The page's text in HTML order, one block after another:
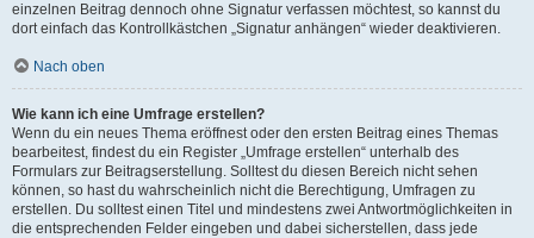
einzelnen Beitrag dennoch ohne Signatur verfassen möchtest, so kannst du
dort einfach das Kontrollkästchen „Signatur anhängen“ wieder deaktivieren.
Nach oben
Wie kann ich eine Umfrage erstellen?
Wenn du ein neues Thema eröffnest oder den ersten Beitrag eines Themas
bearbeitest, findest du ein Register „Umfrage erstellen“ unterhalb des
Formulars zur Beitragserstellung. Solltest du diesen Bereich nicht sehen
können, so hast du wahrscheinlich nicht die Berechtigung, Umfragen zu
erstellen. Du solltest einen Titel und mindestens zwei Antwortmöglichkeiten in
die entsprechenden Felder eingeben und dabei sicherstellen, dass jede